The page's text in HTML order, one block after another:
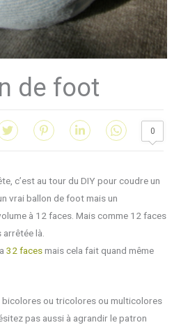
de foot
0
c’est au tour du DIY pour coudre un
vrai ballon de foot mais un
à 12 faces. Mais comme 12 faces
arrêtée là.
32 facesmais cela fait quand même
bicolores ou tricolores ou multicolores
pas aussi à agrandir le patron